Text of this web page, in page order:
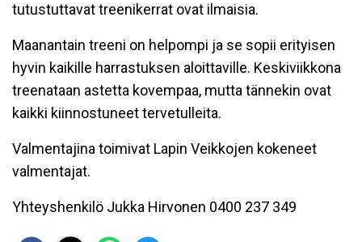
tutustuttavat treenikerrat ovat ilmaisia.
Maanantain treeni on helpompi ja se sopii erityisen
hyvin kaikille harrastuksen aloittaville. Keskiviikkona
treenataan astetta kovempaa, mutta tännekin ovat
kaikki kiinnostuneet tervetulleita.
Valmentajina toimivat Lapin Veikkojen kokeneet
valmentajat.
Yhteyshenkilö Jukka Hirvonen 0400 237 349